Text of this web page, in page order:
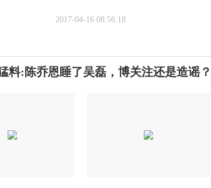
2017-04-16 08:56:18
料:陈乔恩睡了吴磊，博关注还是造谣？